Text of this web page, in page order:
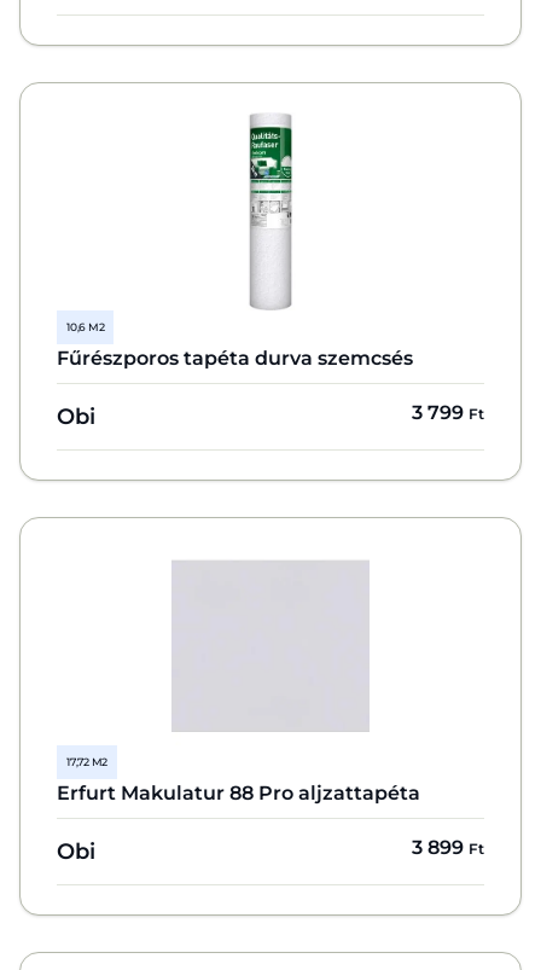
10,6 M2
Fűrészporos tapéta durva szemcsés
Obi 3 799 Ft
17,72 M2
Erfurt Makulatur 88 Pro aljzattapéta
Obi 3 899 Ft